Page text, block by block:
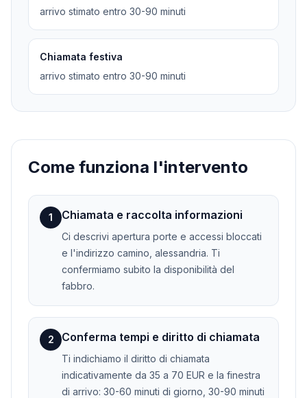
arrivo stimato entro 30-90 minuti
Chiamata festiva
arrivo stimato entro 30-90 minuti
Come funziona l'intervento
1 Chiamata e raccolta informazioni
Ci descrivi apertura porte e accessi bloccati
e l'indirizzo camino, alessandria. Ti
confermiamo subito la disponibilità del
fabbro.
2 Conferma tempi e diritto di chiamata
Ti indichiamo il diritto di chiamata
indicativamente da 35 a 70 EUR e la finestra
di arrivo: 30-60 minuti di giorno, 30-90 minuti